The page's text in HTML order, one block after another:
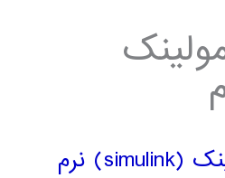
استفاده از سیمولینک (simulink) نرم